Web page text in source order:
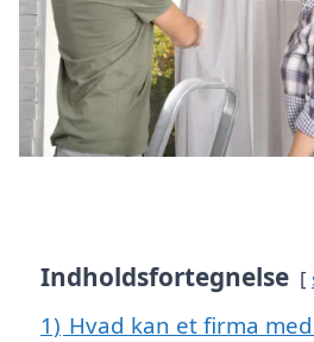
Indholdsfortegnelse
1) Hvad kan et firma